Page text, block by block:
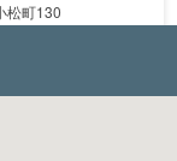
松町130